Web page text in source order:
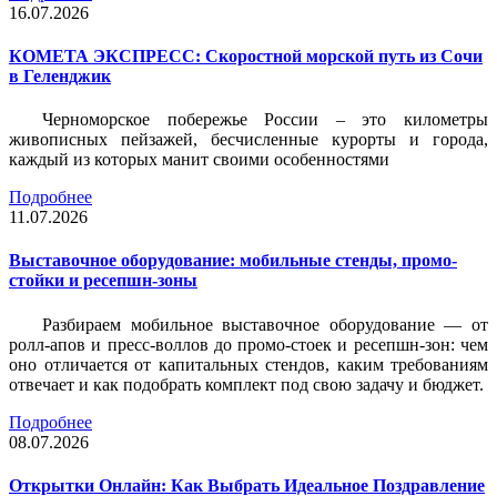
16.07.2026
КОМЕТА ЭКСПРЕСС: Скоростной морской путь из Сочи
в Геленджик
Черноморское побережье России – это километры
живописных пейзажей, бесчисленные курорты и города,
каждый из которых манит своими особенностями
Подробнее
11.07.2026
Выставочное оборудование: мобильные стенды, промо-
стойки и ресепшн-зоны
Разбираем мобильное выставочное оборудование — от
ролл-апов и пресс-воллов до промо-стоек и ресепшн-зон: чем
оно отличается от капитальных стендов, каким требованиям
отвечает и как подобрать комплект под свою задачу и бюджет.
Подробнее
08.07.2026
Открытки Онлайн: Как Выбрать Идеальное Поздравление